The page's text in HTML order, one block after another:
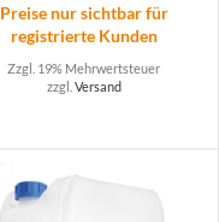
Preise nur sichtbar für
registrierte Kunden
Zzgl. 19% Mehrwertsteuer
zzgl. Versand